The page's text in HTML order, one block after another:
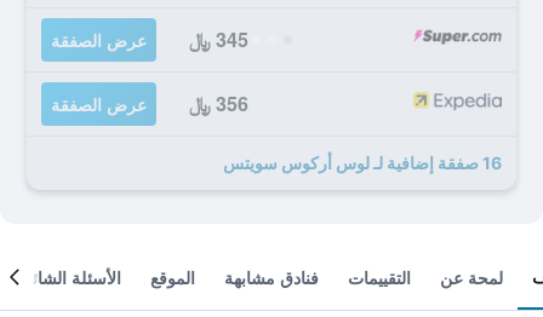
345 ﷼ عرض الصفقة
356 ﷼ عرض الصفقة
16 صفقة إضافية لـ لوس أركوس سويتس
لمحة عن التقييمات فنادق مشابهة الموقع الأسئلة الشائعة